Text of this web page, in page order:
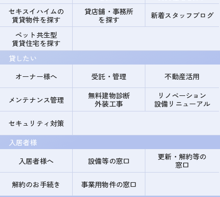
セキスイハイムの
賃貸物件を探す
貸店舗・事務所
を探す
新着スタッフブログ
ペット共生型
賃貸住宅を探す
貸したい
オーナー様へ
受託・管理 不動産活用
メンテナンス管理
無料建物診断
外装工事
リノベーション
設備リニューアル
セキュリティ対策
入居者様
入居者様へ
設備等の窓口
更新・解約等の
窓口
解約のお手続き
事業用物件の窓口